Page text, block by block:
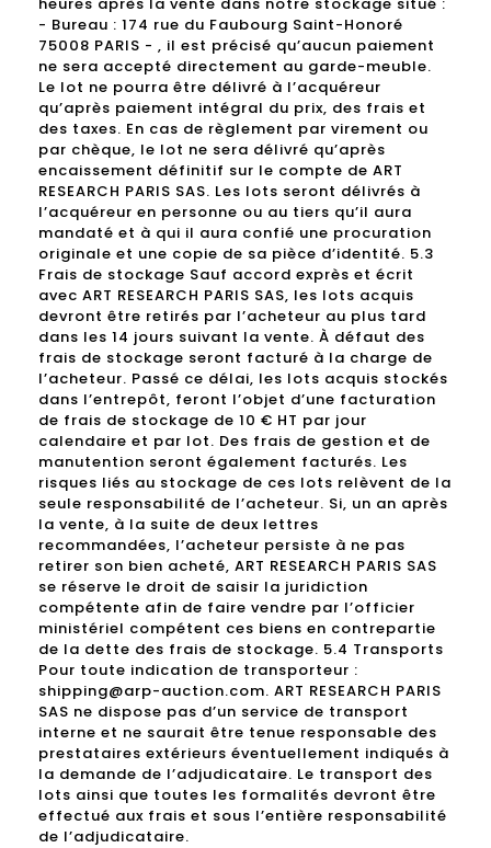
- Bureau : 174 rue du Faubourg Saint-Honoré
75008 PARIS - , il est précisé qu’aucun paiement
ne sera accepté directement au garde-meuble.
Le lot ne pourra être délivré à l’acquéreur
qu’après paiement intégral du prix, des frais et
des taxes. En cas de règlement par virement ou
par chèque, le lot ne sera délivré qu’après
encaissement définitif sur le compte de ART
RESEARCH PARIS SAS. Les lots seront délivrés à
l’acquéreur en personne ou au tiers qu’il aura
mandaté et à qui il aura confié une procuration
originale et une copie de sa pièce d’identité. 5.3
Frais de stockage Sauf accord exprès et écrit
avec ART RESEARCH PARIS SAS, les lots acquis
devront être retirés par l’acheteur au plus tard
dans les 14 jours suivant la vente. À défaut des
frais de stockage seront facturé à la charge de
l’acheteur. Passé ce délai, les lots acquis stockés
dans l’entrepôt, feront l’objet d’une facturation
de frais de stockage de 10 € HT par jour
calendaire et par lot. Des frais de gestion et de
manutention seront également facturés. Les
risques liés au stockage de ces lots relèvent de la
seule responsabilité de l’acheteur. Si, un an après
la vente, à la suite de deux lettres
recommandées, l’acheteur persiste à ne pas
retirer son bien acheté, ART RESEARCH PARIS SAS
se réserve le droit de saisir la juridiction
compétente afin de faire vendre par l’officier
ministériel compétent ces biens en contrepartie
de la dette des frais de stockage. 5.4 Transports
Pour toute indication de transporteur :
shipping@arp-auction.com. ART RESEARCH PARIS
SAS ne dispose pas d’un service de transport
interne et ne saurait être tenue responsable des
prestataires extérieurs éventuellement indiqués à
la demande de l’adjudicataire. Le transport des
lots ainsi que toutes les formalités devront être
effectué aux frais et sous l’entière responsabilité
de l’adjudicataire.